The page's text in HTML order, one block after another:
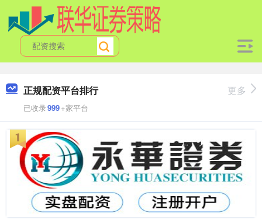
正规配资平台排行
已收录999+家平台
更多